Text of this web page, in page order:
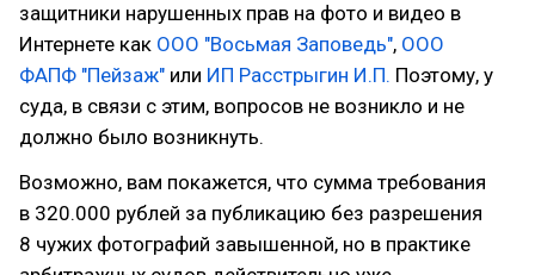
защитники нарушенных прав на фото и видео в
Интернете как ООО "Восьмая Заповедь", ООО
ФАПФ "Пейзаж" или ИП Расстрыгин И.П. Поэтому, у
суда, в связи с этим, вопросов не возникло и не
должно было возникнуть.
Возможно, вам покажется, что сумма требования
в 320.000 рублей за публикацию без разрешения
8 чужих фотографий завышенной, но в практике